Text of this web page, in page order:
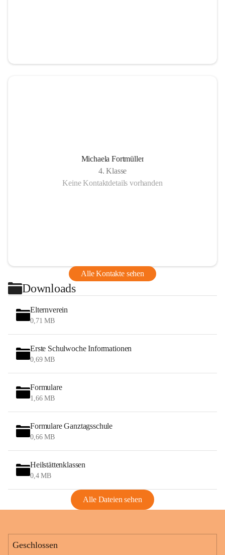
Michaela Fortmüller
4. Klasse
Keine Kontaktdetails vorhanden
Alle Kontakte sehen
Downloads
Elternverein
0,71 MB
Erste Schulwoche Informationen
0,69 MB
Formulare
1,66 MB
Formulare Ganztagsschule
0,66 MB
Heilstättenklassen
0,4 MB
Alle Dateien sehen
Geschlossen